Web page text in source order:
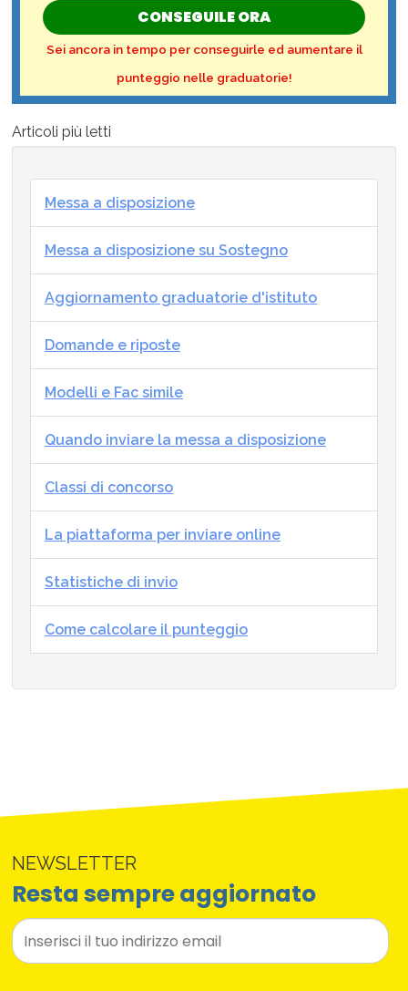
CONSEGUILE ORA
Sei ancora in tempo per conseguirle ed aumentare il
punteggio nelle graduatorie!
Articoli più letti
Messa a disposizione
Messa a disposizione su Sostegno
Aggiornamento graduatorie d'istituto
Domande e riposte
Modelli e Fac simile
Quando inviare la messa a disposizione
Classi di concorso
La piattaforma per inviare online
Statistiche di invio
Come calcolare il punteggio
NEWSLETTER
Resta sempre aggiornato